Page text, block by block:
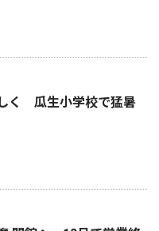
く 瓜生小学校で猛暑